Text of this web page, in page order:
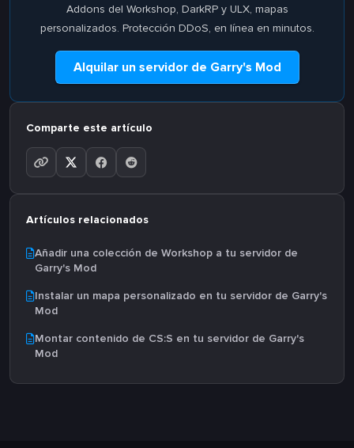
Addons del Workshop, DarkRP y ULX, mapas
personalizados. Protección DDoS, en línea en minutos.
Alquilar un servidor de Garry's Mod
Comparte este artículo
Artículos relacionados
Añadir una colección de Workshop a tu servidor de
Garry's Mod
Instalar un mapa personalizado en tu servidor de Garry's
Mod
Montar contenido de CS:S en tu servidor de Garry's
Mod